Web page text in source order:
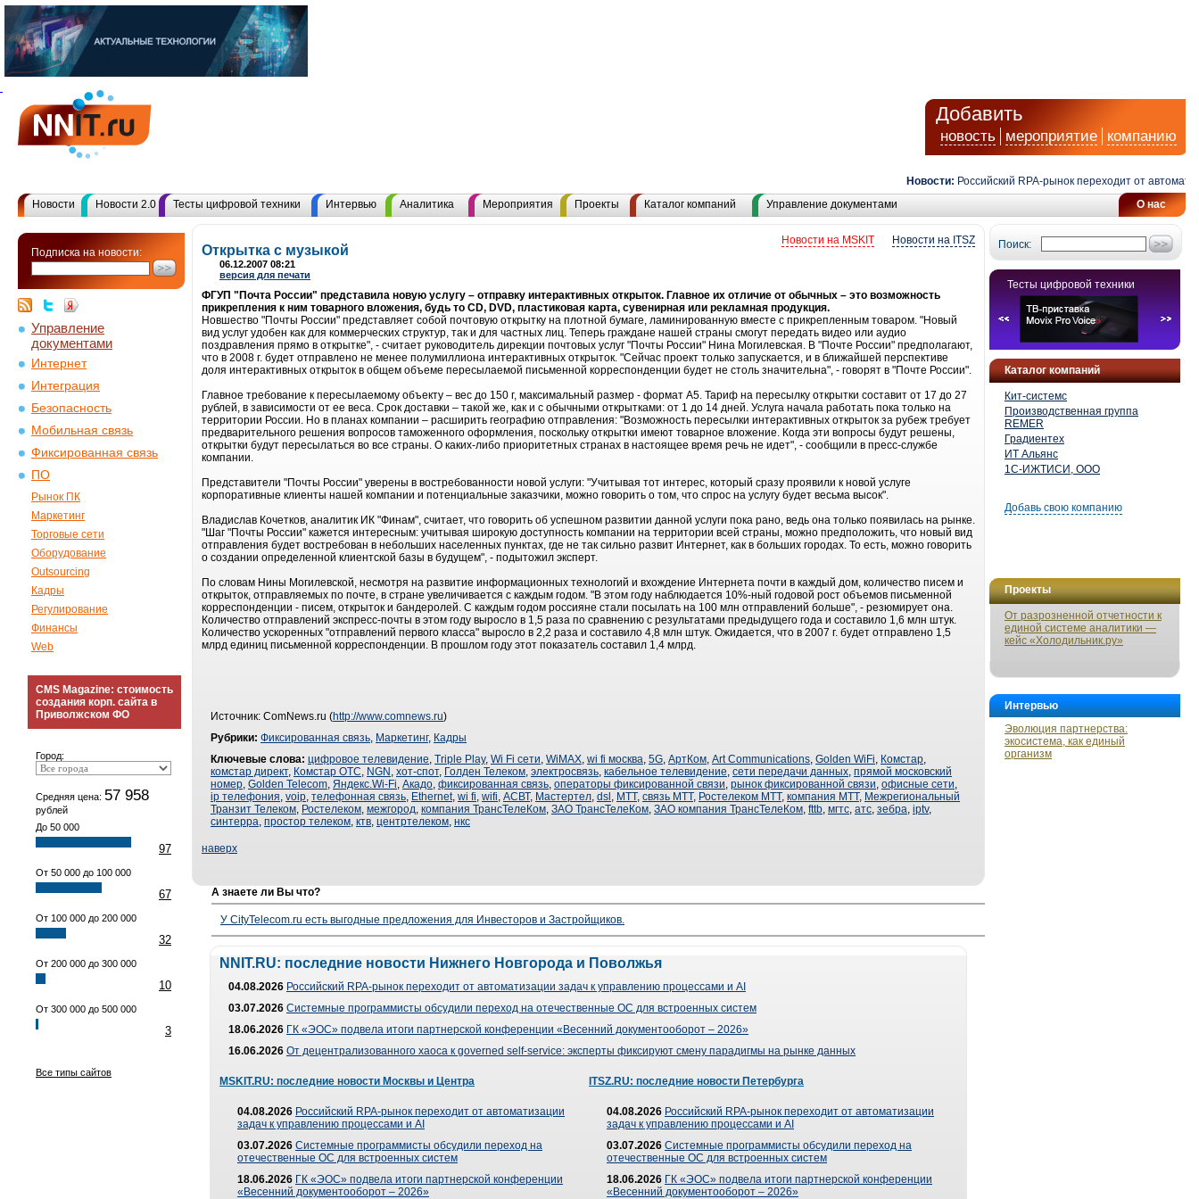
Добавить
новость мероприятие компанию
Новости: Российский RPA-рынок переходит от
О нас
Новости Новости 2.0 Тесты цифровой техники Интервью Аналитика Мероприятия Проекты Каталог компаний Управление документами
Подписка на новости:
Управление
документами
Интернет
Интеграция
Безопасность
Мобильная связь
Фиксированная связь
ПО
Рынок ПК
Маркетинг
Торговые сети
Оборудование
Outsourcing
Кадры
Регулирование
Финансы
Web
CMS Magazine: стоимость
создания корп. сайта в
Приволжском ФО
Город:
Средняя цена: 57 958
рублей
До 50 000
97
От 50 000 до 100 000
67
От 100 000 до 200 000
32
От 200 000 до 300 000
10
От 300 000 до 500 000
3
Все типы сайтов
Поиск:
Тесты цифровой техники
Каталог компаний
Кит-системс
Производственная группа
REMER
Градиентех
ИТ Альянс
1С-ИЖТИСИ, ООО
Добавь свою компанию
Проекты
От разрозненной отчетности к
единой системе аналитики —
кейс «Холодильник.ру»
Интервью
Эволюция партнерства:
экосистема, как единый
организм
Новости на ITSZ
Новости на MSKIT
Открытка с музыкой
06.12.2007 08:21
версия для печати
ФГУП "Почта России" представила новую услугу – отправку интерактивных открыток. Главное их отличие от обычных – это возможность
прикрепления к ним товарного вложения, будь то CD, DVD, пластиковая карта, сувенирная или рекламная продукция.
Новшество "Почты России" представляет собой почтовую открытку на плотной бумаге, ламинированную вместе с прикрепленным товаром. "Новый
вид услуг удобен как для коммерческих структур, так и для частных лиц. Теперь граждане нашей страны смогут передать видео или аудио
поздравления прямо в открытке", - считает руководитель дирекции почтовых услуг "Почты России" Нина Могилевская. В "Почте России" предполагают,
что в 2008 г. будет отправлено не менее полумиллиона интерактивных открыток. "Сейчас проект только запускается, и в ближайшей перспективе
доля интерактивных открыток в общем объеме пересылаемой письменной корреспонденции будет не столь значительна", - говорят в "Почте России".
Главное требование к пересылаемому объекту – вес до 150 г, максимальный размер - формат А5. Тариф на пересылку открытки составит от 17 до 27
рублей, в зависимости от ее веса. Срок доставки – такой же, как и с обычными открытками: от 1 до 14 дней. Услуга начала работать пока только на
территории России. Но в планах компании – расширить географию отправления: "Возможность пересылки интерактивных открыток за рубеж требует
предварительного решения вопросов таможенного оформления, поскольку открытки имеют товарное вложение. Когда эти вопросы будут решены,
открытки будут пересылаться во все страны. О каких-либо приоритетных странах в настоящее время речь не идет", - сообщили в пресс-службе
компании.
Представители "Почты России" уверены в востребованности новой услуги: "Учитывая тот интерес, который сразу проявили к новой услуге
корпоративные клиенты нашей компании и потенциальные заказчики, можно говорить о том, что спрос на услугу будет весьма высок".
Владислав Кочетков, аналитик ИК "Финам", считает, что говорить об успешном развитии данной услуги пока рано, ведь она только появилась на рынке.
"Шаг "Почты России" кажется интересным: учитывая широкую доступность компании на территории всей страны, можно предположить, что новый вид
отправления будет востребован в небольших населенных пунктах, где не так сильно развит Интернет, как в больших городах. То есть, можно говорить
о создании определенной клиентской базы в будущем", - подытожил эксперт.
По словам Нины Могилевской, несмотря на развитие информационных технологий и вхождение Интернета почти в каждый дом, количество писем и
открыток, отправляемых по почте, в стране увеличивается с каждым годом. "В этом году наблюдается 10%-ный годовой рост объемов письменной
корреспонденции - писем, открыток и бандеролей. С каждым годом россияне стали посылать на 100 млн отправлений больше", - резюмирует она.
Количество отправлений экспресс-почты в этом году выросло в 1,5 раза по сравнению с результатами предыдущего года и составило 1,6 млн штук.
Количество ускоренных "отправлений первого класса" выросло в 2,2 раза и составило 4,8 млн штук. Ожидается, что в 2007 г. будет отправлено 1,5
млрд единиц письменной корреспонденции. В прошлом году этот показатель составил 1,4 млрд.
Источник: ComNews.ru (http://www.comnews.ru)
Рубрики: Фиксированная связь, Маркетинг, Кадры
Ключевые слова: цифровое телевидение, Triple Play, Wi Fi сети, WiMAX, wi fi москва, 5G, АртКом, Art Communications, Golden WiFi, Комстар,
комстар директ, Комстар ОТС, NGN , хот-спот, Голден Телеком, электросвязь, кабельное телевидение, сети передачи данных, прямой московский
номер, Golden Telecom, Яндекс.Wi-Fi, Акадо, фиксированная связь, операторы фиксированной связи, рынок фиксированной связи, офисные сети,
ip телефония, voip, телефонная связь, Ethernet, wi fi, wifi, АСВТ, Мастертел, dsl , МТТ, связь МТТ, Ростелеком МТТ, компания МТТ, Межрегиональный
Транзит Телеком, Ростелеком, межгород, компания ТрансТелеКом, ЗАО ТрансТелеКом, ЗАО компания ТрансТелеКом, fttb, мгтс, атс, зебра, iptv,
синтерра, простор телеком, ктв, центртелеком, нкс
наверх
А знаете ли Вы что?
У CityTelecom.ru есть выгодные предложения для Инвесторов и Застройщиков.
NNIT.RU: последние новости Нижнего Новгорода и Поволжья
04.08.2026 Российский RPA-рынок переходит от автоматизации задач к управлению процессами и AI
03.07.2026 Системные программисты обсудили переход на отечественные ОС для встроенных систем
18.06.2026 ГК «ЭОС» подвела итоги партнерской конференции «Весенний документооборот – 2026»
16.06.2026 От децентрализованного хаоса к governed self-service: эксперты фиксируют смену парадигмы на рынке данных
MSKIT.RU: последние новости Москвы и Центра
04.08.2026 Российский RPA-рынок переходит от автоматизации
задач к управлению процессами и AI
03.07.2026 Системные программисты обсудили переход на
отечественные ОС для встроенных систем
18.06.2026 ГК «ЭОС» подвела итоги партнерской конференции
«Весенний документооборот – 2026»
ITSZ.RU: последние новости Петербурга
04.08.2026 Российский RPA-рынок переходит от автоматизации
задач к управлению процессами и AI
03.07.2026 Системные программисты обсудили переход на
отечественные ОС для встроенных систем
18.06.2026 ГК «ЭОС» подвела итоги партнерской конференции
«Весенний документооборот – 2026»